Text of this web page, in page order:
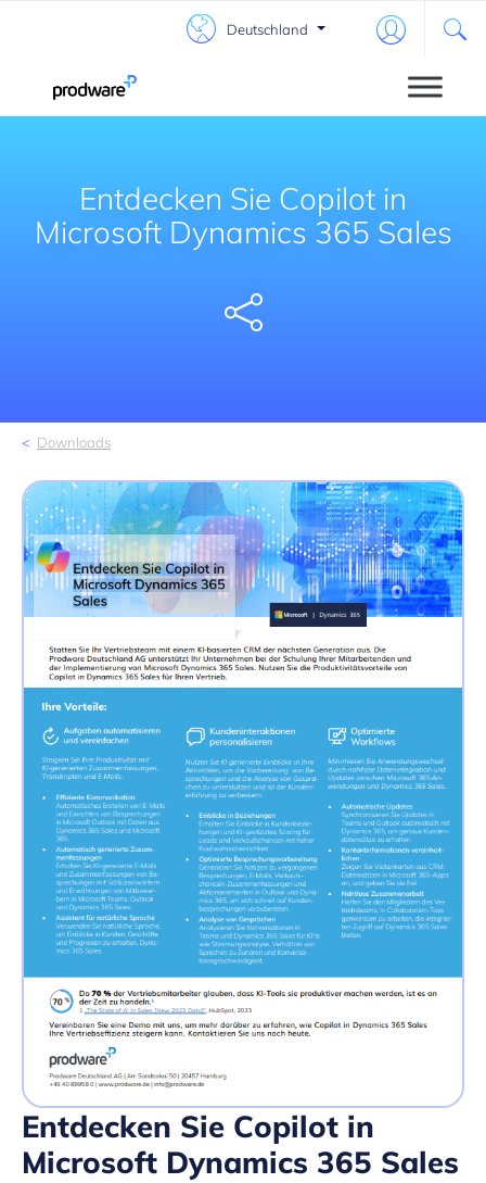
Deutschland
Entdecken Sie Copilot in
Microsoft Dynamics 365 Sales
Downloads
Entdecken Sie Copilot in
Microsoft Dynamics 365 Sales